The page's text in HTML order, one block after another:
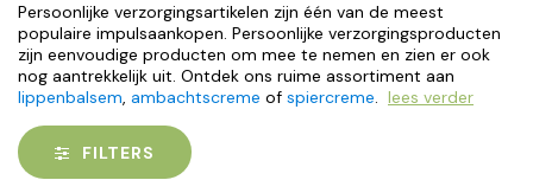
Persoonlijke verzorgingsartikelen zijn één van de meest
populaire impulsaankopen. Persoonlijke verzorgingsproducten
zijn eenvoudige producten om mee te nemen en zien er ook
nog aantrekkelijk uit. Ontdek ons ruime assortiment aan
lippenbalsem, ambachtscreme of spiercreme. lees verder
FILTERS